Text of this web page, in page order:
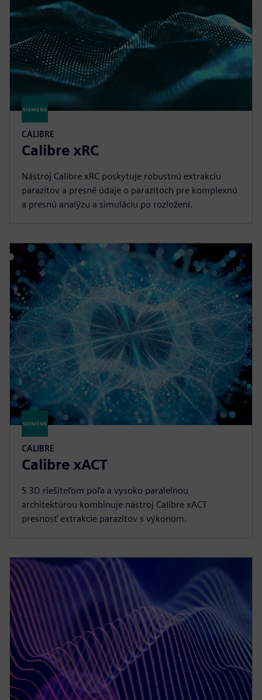
CALIBRE
Calibre xRC
Nástroj Calibre xRC poskytuje robustnú extrakciu
parazitov a presné údaje o parazitoch pre komplexnú
a presnú analýzu a simuláciu po rozložení.
CALIBRE
Calibre xACT
S 3D riešiteľom poľa a vysoko paralelnou
architektúrou kombinuje nástroj Calibre xACT
presnosť extrakcie parazitov s výkonom.